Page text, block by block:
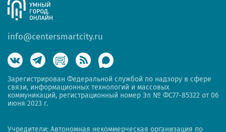
info@centersmartcity.ru
Зарегистрирован Федеральной службой по надзору в сфере
связи, информационных технологий и массовых
коммуникаций, регистрационный номер Эл № ФС77-85322 от 06
июня 2023 г.
Учредители: Автономная некоммерческая организация по